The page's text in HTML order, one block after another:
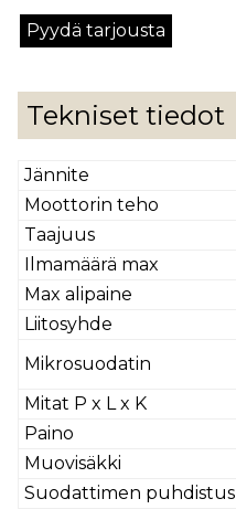
Pyydä tarjousta
Tekniset tiedot
Jännite
Moottorin teho
Taajuus
Ilmamäärä max
Max alipaine
Liitosyhde
Mikrosuodatin
Mitat P x L x K
Paino
Muovisäkki
Suodattimen puhdistus